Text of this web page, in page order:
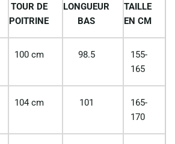
TOUR DE
POITRINE
LONGUEUR
BAS
TAILLE
EN CM
100 cm 98.5
155-
165
104 cm 101
165-
170